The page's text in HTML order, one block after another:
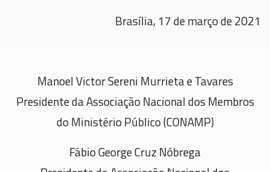
Brasília, 17 de março de 2021
Manoel Victor Sereni Murrieta e Tavares
Presidente da Associação Nacional dos Membros
do Ministério Público (CONAMP)
Fábio George Cruz Nóbrega